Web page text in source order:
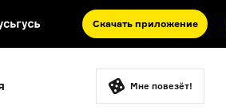
Скачать приложение
такое античность
Мне повезёт!